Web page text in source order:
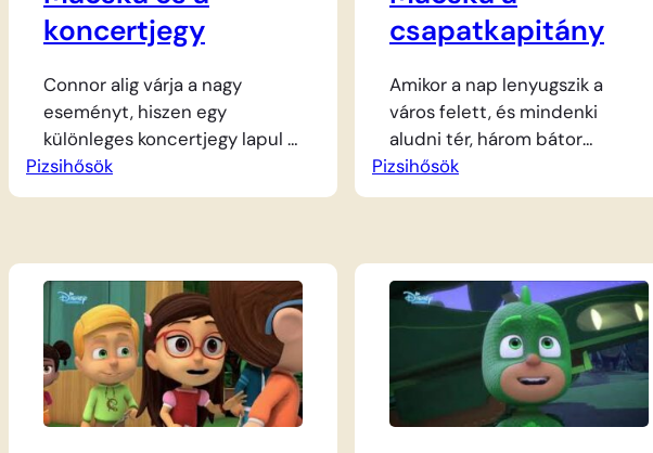
koncertjegy
Connor alig várja a nagy
eseményt, hiszen egy
különleges koncertjegy lapul a
zsebében, és a zene iránti
rajongása határtalan. A nappali
amikor a városban furcsa
dolgok történnek, és a három
bátor jóbarátnak azonnal
cselekednie kell. Ahogy leszáll
az est, Greg, Connor és Amaya
aktiválják varázslatos
Pizsihősök
csapatkapitány
Amikor a nap lenyugszik a
város felett, és mindenki
aludni tér, három bátor
jóbarát, Connor, Greg és
Amaya különleges küldetésre
születik meg a villámgyors
Macska, az erős Gekkó és a
repülő Bagoly. Az éjszaka leple
alatt Macska ezúttal a
csapatkapitány szerepét tölti
be, és határozottan vezeti
Pizsihősök